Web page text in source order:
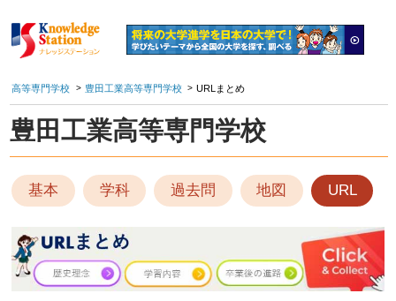
高等専門学校 豊田工業高等専門学校 URLまとめ
豊田工業高等専門学校
基本 学科 過去問 地図 URL